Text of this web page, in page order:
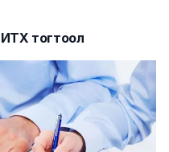
ИТХ тогтоол